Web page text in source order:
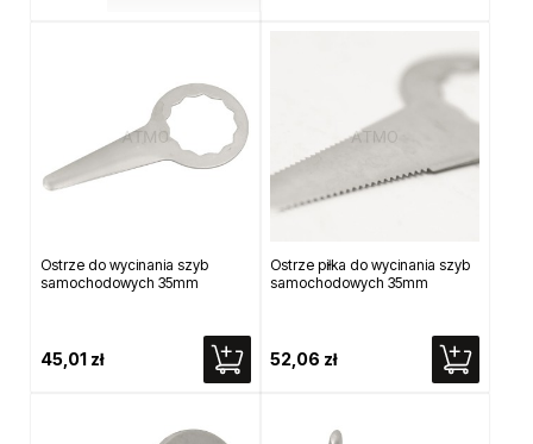
Ostrze do wycinania szyb
samochodowych 35mm
45,01 zł
Ostrze piłka do wycinania szyb
samochodowych 35mm
52,06 zł